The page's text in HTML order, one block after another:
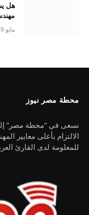
هل
مايو 9, 2026
محطة مصر نيوز
نسعى في “محطة مصر” إلى
الالتزام بأعلى معايير
للمعلومة لدى القارئ